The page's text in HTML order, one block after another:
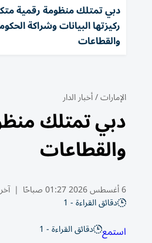
دبي تمتلك منظومة رقمية
ركيزتها البيانات وشراكة
والقطاعات
الإمارات/أخبار الدار
دبي تمتلك
والقطاعات
6 أغسطس 2026 01:27 صباحًا |
دقائق القراءة - 1
استمع دقائق القراءة - 1